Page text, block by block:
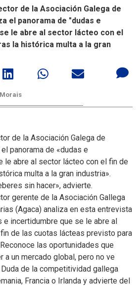
de la Asociación Galega de
el panorama de "dudas e
le abre al sector lácteo con el
la histórica multa a la gran
de la Asociación Galega de
panorama de «dudas e
le abre al sector lácteo con el fin de
multa a la gran industria».
sin hacer», advierte.
gerente de la Asociación Gallega
(Agaca) analiza en esta entrevista
e incertidumbre que se le abre al
de las cuotas lácteas previsto para
las oportunidades que
a un mercado global, pero no ve
de la competitividad gallega
Francia o Irlanda y advierte del